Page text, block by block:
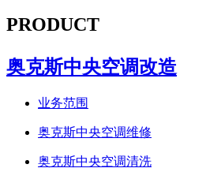
PRODUCT
奥克斯中央空调改造
业务范围
奥克斯中央空调维修
奥克斯中央空调清洗